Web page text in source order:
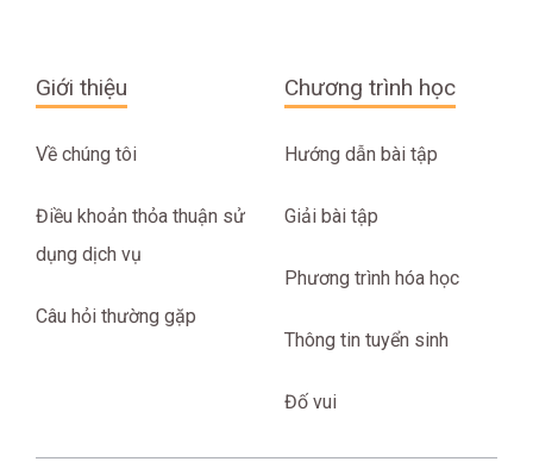
Giới thiệu
Về chúng tôi
Điều khoản thỏa thuận sử
dụng dịch vụ
Câu hỏi thường gặp
Chương trình học
Hướng dẫn bài tập
Giải bài tập
Phương trình hóa học
Thông tin tuyển sinh
Đố vui